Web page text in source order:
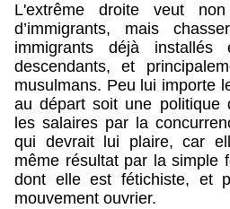
L'extrême droite veut
d’immigrants, mais
immigrants déjà
descendants, et
musulmans. Peu lui importe
au départ soit une politique
les salaires par la
qui devrait lui plaire, car
même résultat par la simple
dont elle est fétichiste, et
mouvement ouvrier.